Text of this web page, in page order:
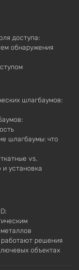
доступа:
обнаружения
шлагбаумов:
шлагбаумы: что
vs.
установка
решения
объектах